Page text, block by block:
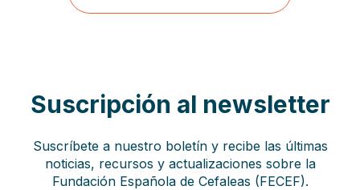
Suscripción al newsletter
Suscríbete a nuestro boletín y recibe las últimas
noticias, recursos y actualizaciones sobre la
Fundación Española de Cefaleas (FECEF).